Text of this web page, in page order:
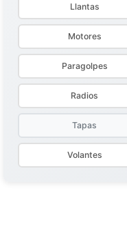
Llantas
Motores
Paragolpes
Radios
Tapas
Volantes